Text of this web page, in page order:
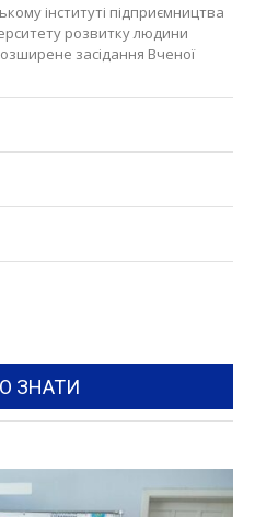
інституті підприємництва
розвитку людини
засідання Вченої
ЗНАТИ